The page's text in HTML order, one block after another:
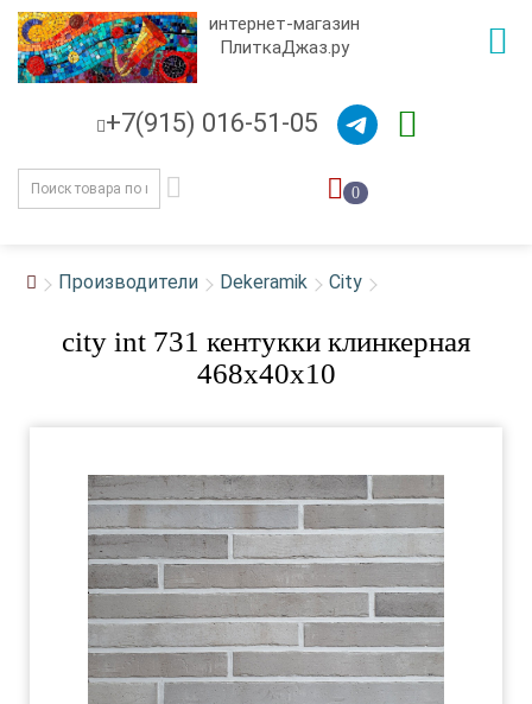
интернет-магазин
ПлиткаДжаз.ру
+7(915) 016-51-05
0
Производители Dekeramik City
city int 731 кентукки клинкерная
468х40х10